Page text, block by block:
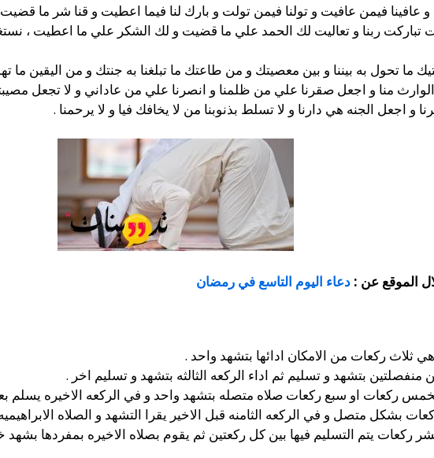
و عافينا فيمن عافيت و تولنا فيمن تولت و بارك لنا فيما اعطيت و قنا شر ما
تباركت ربنا و تعاليت لك الحمد علي ما قضيت و لك الشكر علي ما اعطيت ،
ما تحول به بيننا و بين معصيتك و من طاعتك ما تبلغنا به جنتك و من اليقين ما
الوارث منا و اجعل صقرنا علي من ظلمنا و انصرنا علي من عاداني و لا تجعل
و اجعل الجنه هي دارنا و لا تسلط بذنوبنا من لا يخافك فيا و لا يرحمنا .
الموقع عن : دعاء اليوم التاسع في رمضان
ثلاث ركعات من الامكان ادائها بتشهد واحد .
منفصلتين بتشهد و تسليم ثم اداء الركعه الثالثه بتشهد و تسليم اخر .
ركعات او سبع ركعات صلاه متصله بتشهد واحد و في الركعه الاخيره يسلم
بشكل متصل و في الركعه الثامنه قبل الاخير يقرا التشهد و الصلاه
ركعات يتم التسليم فيها بين كل ركعتين ثم يقوم بصلاه الاخيره بمفردها بشهد